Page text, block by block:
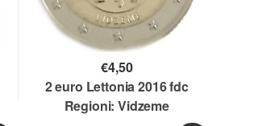
€4,50
2 euro Lettonia 2016 fdc
Regioni: Vidzeme